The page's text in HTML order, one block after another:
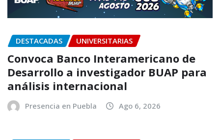
DESTACADAS UNIVERSITARIAS
Convoca Banco Interamericano de
Desarrollo a investigador BUAP para
análisis internacional
Presencia en Puebla Ago 6, 2026